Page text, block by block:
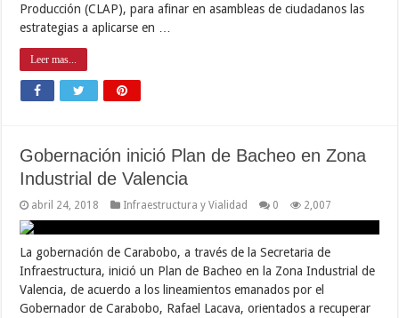
Producción (CLAP), para afinar en asambleas de ciudadanos las
estrategias a aplicarse en …
Leer mas...
Gobernación inició Plan de Bacheo en Zona
Industrial de Valencia
abril 24, 2018 Infraestructura y Vialidad 0 2,007
La gobernación de Carabobo, a través de la Secretaria de
Infraestructura, inició un Plan de Bacheo en la Zona Industrial de
Valencia, de acuerdo a los lineamientos emanados por el
Gobernador de Carabobo, Rafael Lacava, orientados a recuperar